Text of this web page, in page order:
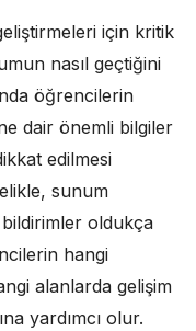
için kritik
nasıl geçtiğini
öğrencilerin
dair önemli bilgiler
edilmesi
sunum
bildirimler oldukça
hangi
alanlarda gelişim
yardımcı olur.